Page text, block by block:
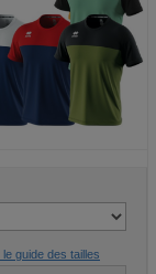
le guide des tailles